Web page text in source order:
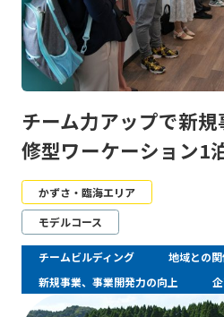
チーム力アップで新
修型ワーケーション1
かずさ・臨海エリア
モデルコース
チームビルディング
地域との
新規事業、事業開発力の向上